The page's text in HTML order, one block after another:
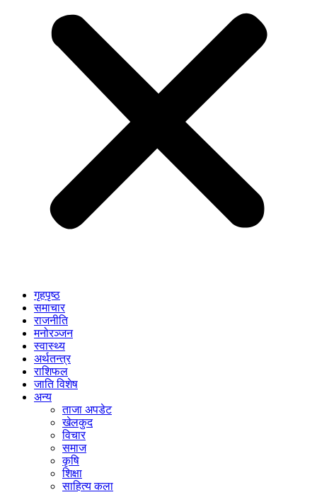
गृहपृष्ठ
समाचार
राजनीति
मनोरञ्जन
स्वास्थ्य
अर्थतन्त्र
राशिफल
जाति विशेष
अन्य
ताजा अपडेट
खेलकुद
विचार
समाज
कृषि
शिक्षा
साहित्य कला